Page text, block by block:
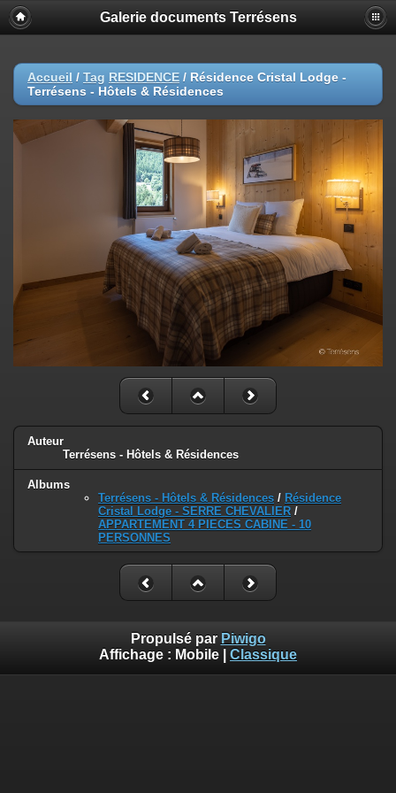
Galerie documents Terrésens
Accueil / Tag RESIDENCE / Résidence Cristal Lodge -
Terrésens - Hôtels & Résidences
Auteur
Terrésens - Hôtels & Résidences
Albums
Terrésens - Hôtels & Résidences / Résidence
Cristal Lodge - SERRE CHEVALIER /
APPARTEMENT 4 PIECES CABINE - 10
PERSONNES
Propulsé par Piwigo
Affichage : Mobile Classique